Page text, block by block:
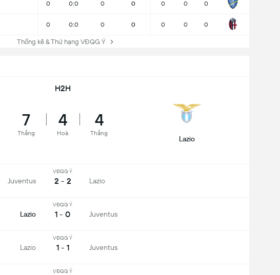
0 0:0 0 0 0 0 0
0 0:0 0 0 0 0 0
Thống kê & Thứ hạng VĐQG Ý
H2H
7
Thắng
4
Hoà
4
Thắng
Lazio
Juventus
VĐQG Ý
2 - 2 Lazio
Lazio
VĐQG Ý
1 - 0 Juventus
Lazio
VĐQG Ý
1 - 1 Juventus
VĐQG Ý